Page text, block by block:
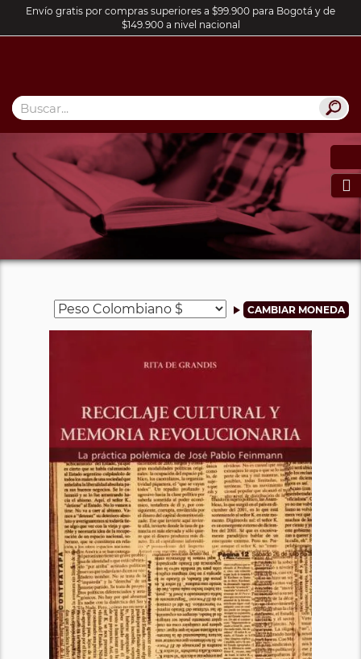
Envío gratis por compras superiores a $99.900 para Bogotá y de
$149.900 a nivel nacional
